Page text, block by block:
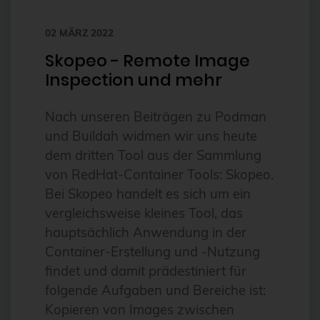
FDW
Fedora
Firewall
Foreman
FOSDEM
FOSSAsia
FreeBSD
freeipa
FreeRADIUS
Freie Software
FrOSCon
02 MÄRZ 2022
Skopeo - Remote Image
Inspection und mehr
Nach unseren Beiträgen zu Podman
und Buildah widmen wir uns heute
dem dritten Tool aus der Sammlung
von RedHat-Container Tools: Skopeo.
Bei Skopeo handelt es sich um ein
vergleichsweise kleines Tool, das
hauptsächlich Anwendung in der
Container-Erstellung und -Nutzung
findet und damit prädestiniert für
folgende Aufgaben und Bereiche ist:
Kopieren von Images zwischen